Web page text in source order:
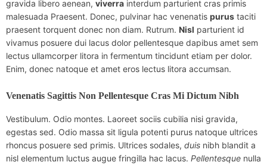
gravida libero aenean, viverra interdum parturient cras primis
malesuada Praesent. Donec, pulvinar hac venenatis purus taciti
praesent torquent donec non diam. Rutrum. Nisl parturient id
vivamus posuere dui lacus dolor pellentesque dapibus amet sem
lectus ullamcorper litora in fermentum tincidunt etiam per dolor.
Enim, donec natoque et amet eros lectus litora accumsan.
Venenatis Sagittis Non Pellentesque Cras Mi Dictum Nibh
Vestibulum. Odio montes. Laoreet sociis cubilia nisi gravida,
egestas sed. Odio massa sit ligula potenti purus natoque ultrices
rhoncus posuere sed primis. Ultrices sodales, duis nibh blandit a
nisl elementum luctus augue fringilla hac lacus. Pellentesque nulla